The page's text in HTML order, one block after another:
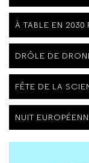
À TABLE EN 2030
DRÔLE DE
FÊTE DE LA
NUIT